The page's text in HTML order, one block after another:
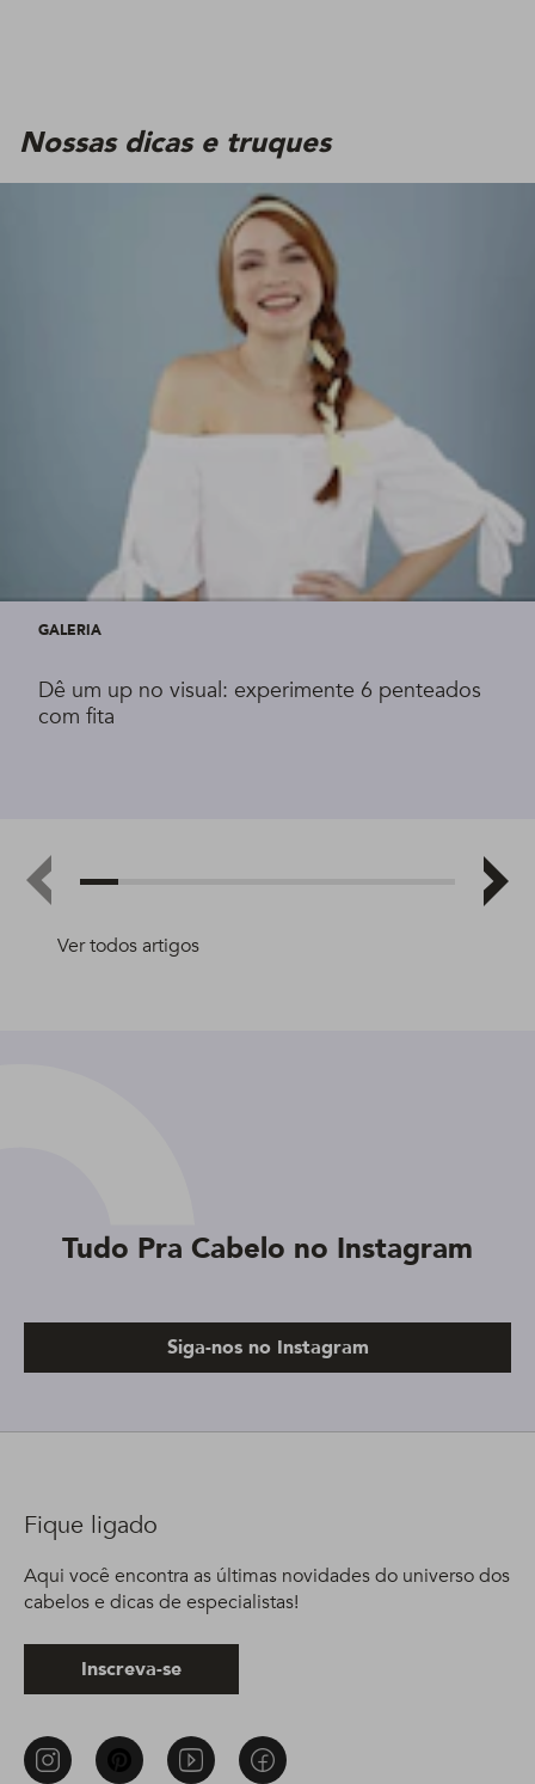
Nossas dicas e truques
Ver todos artigos
GALERIA
Dê um up no visual: experimente 6 penteados
com fita
Tudo Pra Cabelo no Instagram
Siga-nos no Instagram
Fique ligado
Aqui você encontra as últimas novidades do universo dos
cabelos e dicas de especialistas!
Inscreva-se